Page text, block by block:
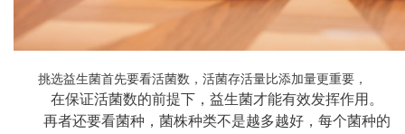
挑选益生菌首先要看活菌数，活菌存活量比添加量更重要，
在保证活菌数的前提下，益生菌才能有效发挥作用。
再者还要看菌种，菌株种类不是越多越好，每个菌种的